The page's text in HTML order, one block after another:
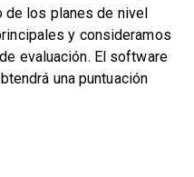
los planes de nivel
y consideramos
evaluación. El software
una puntuación